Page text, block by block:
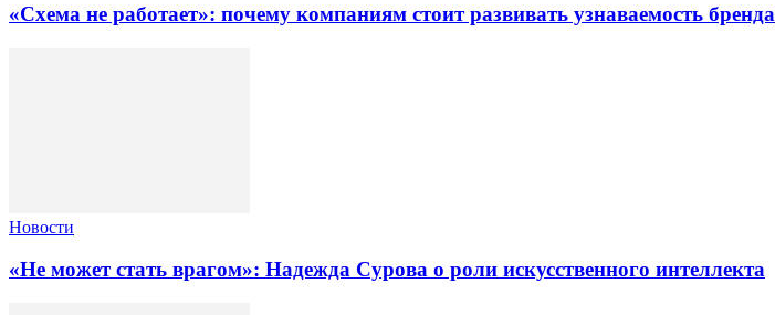
«Схема не работает»: почему компаниям стоит развивать узнаваемость бренда
Новости
«Не может стать врагом»: Надежда Сурова о роли искусственного интеллекта